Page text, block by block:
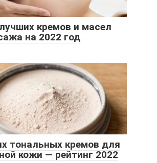
кремов и масел
на 2022 год
тональных кремов для
кожи — рейтинг 2022